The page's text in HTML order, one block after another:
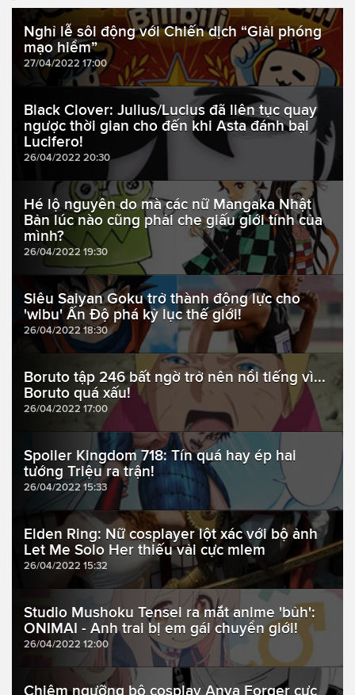
Nghỉ lễ sôi động với Chiến dịch “Giải phóng
mạo hiểm”
27/04/2022 17:00
Black Clover: Julius/Lucius đã liên tục quay
ngược thời gian cho đến khi Asta đánh bại
Lucifero!
26/04/2022 20:30
Hé lộ nguyên do mà các nữ Mangaka Nhật
Bản lúc nào cũng phải che giấu giới tính của
mình?
26/04/2022 19:30
Siêu Saiyan Goku trở thành động lực cho
'wibu' Ấn Độ phá kỷ lục thế giới!
26/04/2022 18:30
Boruto tập 246 bất ngờ trở nên nổi tiếng vì...
Boruto quá xấu!
26/04/2022 17:00
Spoiler Kingdom 718: Tín quá hay ép hai
tướng Triệu ra trận!
26/04/2022 15:33
Elden Ring: Nữ cosplayer lột xác với bộ ảnh
Let Me Solo Her thiếu vải cực mlem
26/04/2022 15:32
Studio Mushoku Tensei ra mắt anime 'bủh':
ONIMAI - Anh trai bị em gái chuyển giới!
26/04/2022 12:00
Chiêm ngưỡng bộ cosplay Anya Forger cực